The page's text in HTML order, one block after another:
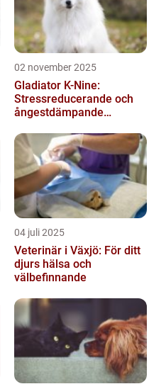
02 november 2025
Gladiator K-Nine:
Stressreducerande och
ångestdämpande
04 juli 2025
Veterinär i Växjö: För ditt
djurs hälsa och
välbefinnande